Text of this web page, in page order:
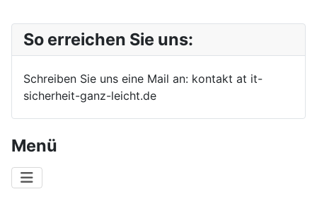
So erreichen Sie uns:
Schreiben Sie uns eine Mail an: kontakt at it-
sicherheit-ganz-leicht.de
Menü